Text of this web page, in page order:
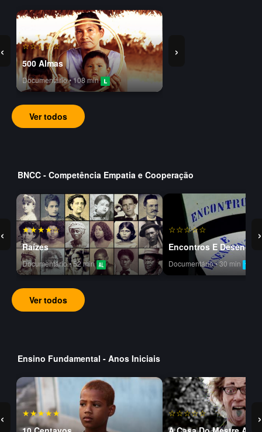
‹
☆☆☆☆☆
500 Almas
Documentário • 108 min
›
Ver todos
BNCC - Competência Empatia e Cooperação
‹
★★★★☆
Raízes
Documentário • 52 min
☆☆☆☆☆
Encontros E
Documentário • 30 min
›
Ver todos
Ensino Fundamental - Anos Iniciais
‹
★★★★★
☆☆☆☆☆
›